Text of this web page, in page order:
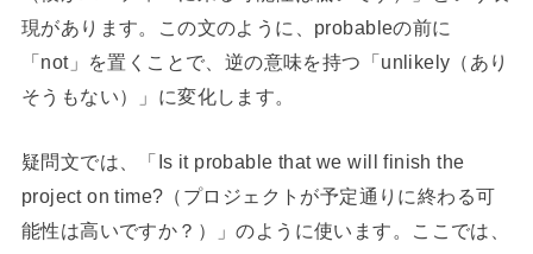
現があります。この文のように、probableの前に
「not」を置くことで、逆の意味を持つ「unlikely（あり
そうもない）」に変化します。
疑問文では、「Is it probable that we will finish the
project on time?（プロジェクトが予定通りに終わる可
能性は高いですか？）」のように使います。ここでは、